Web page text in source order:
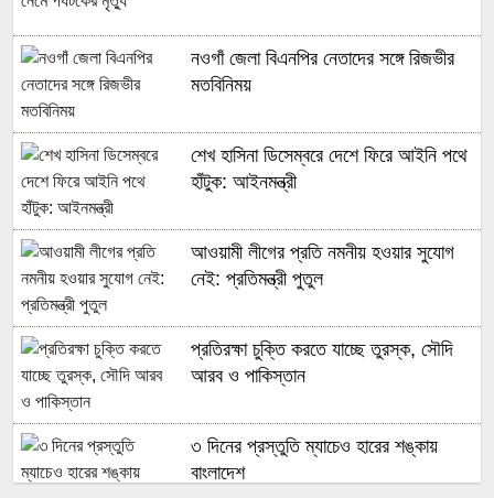
নওগাঁ জেলা বিএনপির নেতাদের সঙ্গে রিজভীর
মতবিনিময়
শেখ হাসিনা ডিসেম্বরে দেশে ফিরে আইনি পথে
হাঁটুক: আইনমন্ত্রী
আওয়ামী লীগের প্রতি নমনীয় হওয়ার সুযোগ
নেই: প্রতিমন্ত্রী পুতুল
প্রতিরক্ষা চুক্তি করতে যাচ্ছে তুরস্ক, সৌদি
আরব ও পাকিস্তান
৩ দিনের প্রস্তুতি ম্যাচেও হারের শঙ্কায়
বাংলাদেশ